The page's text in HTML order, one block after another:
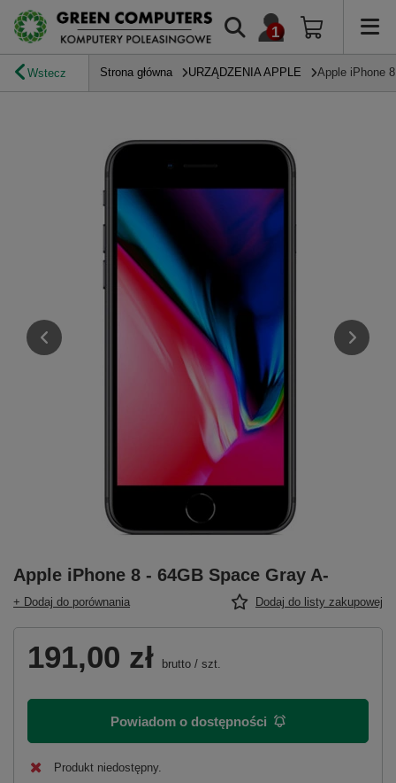
Wstecz Strona główna URZĄDZENIA APPLE Apple iPhone
Apple iPhone 8 - 64GB Space Gray A-
+ Dodaj do porównania Dodaj do listy zakupowej
191,00 zł brutto / szt.
Powiadom o dostępności
Produkt niedostępny